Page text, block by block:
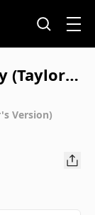
(Taylor’s
Version)